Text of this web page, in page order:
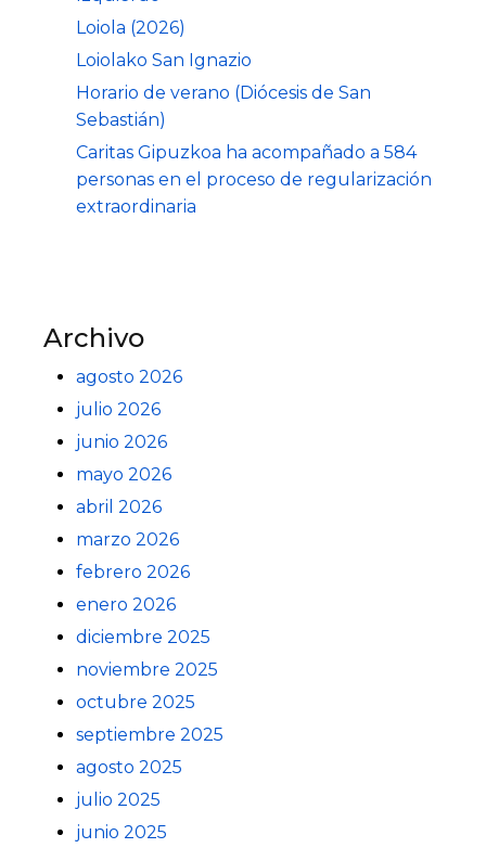
Loiola (2026)
Loiolako San Ignazio
Horario de verano (Diócesis de San
Sebastián)
Caritas Gipuzkoa ha acompañado a 584
personas en el proceso de regularización
extraordinaria
Archivo
agosto 2026
julio 2026
junio 2026
mayo 2026
abril 2026
marzo 2026
febrero 2026
enero 2026
diciembre 2025
noviembre 2025
octubre 2025
septiembre 2025
agosto 2025
julio 2025
junio 2025